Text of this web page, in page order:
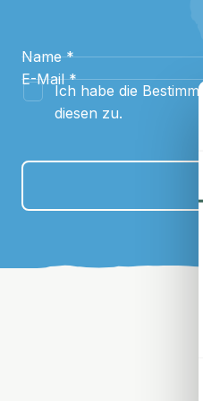
Name *
E-Mail *
Ich habe die
diesen zu.